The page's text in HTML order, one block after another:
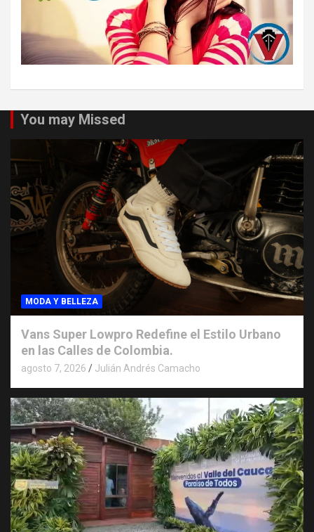
You may Missed
MODA Y BELLEZA
Vans Super Lowpro Redefine el Estilo Urbano
en las Calles de Colombia.
agosto 7, 2026 Julián Andrés Camacho